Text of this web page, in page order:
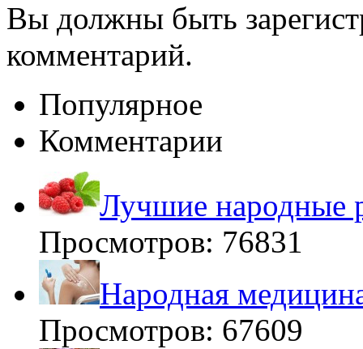
Вы должны быть
комментарий.
Популярное
Комментарии
Лучшие народные
Просмотров: 76831
Народная
Просмотров: 67609